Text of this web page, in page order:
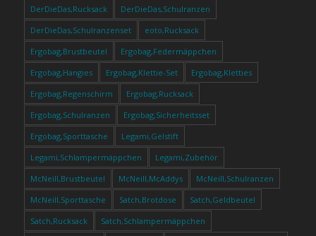
DerDieDas,Rucksack
DerDieDas,Schulranzen
DerDieDas,Schulranzenset
eoto,Rucksack
Ergobag,Brustbeutel
Ergobag,Federmäppchen
Ergobag,Hangies
Ergobag,Klettie-Set
Ergobag,Kletties
Ergobag,Regenschirm
Ergobag,Rucksack
Ergobag,Schulranzen
Ergobag,Sicherheitsset
Ergobag,Sporttasche
Legami,Gelstift
Legami,Schlampermäppchen
Legami,Zubehör
McNeill,Brustbeutel
McNeill,McAddys
McNeill,Schulranzen
McNeill,Sporttasche
Satch,Brotdose
Satch,Geldbeutel
Satch,Rucksack
Satch,Schlampermäppchen